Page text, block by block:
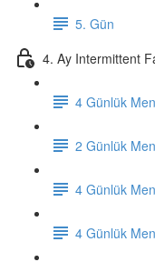
5. Gün
4. Ay Intermittent
4 Günlük
2 Günlük
4 Günlük
4 Günlük